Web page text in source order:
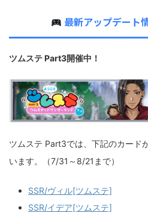
最新アップデート
ツムステ Part3開催中！
ツムステ Part3では、下記のカード
います。（7/31～8/21まで）
SSR/ヴィル[ツムステ]
SSR/イデア[ツムステ]